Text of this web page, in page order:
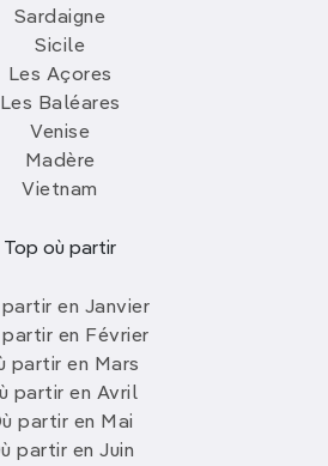
Sardaigne
Sicile
Les Açores
Les Baléares
Venise
Madère
Vietnam
Top où partir
en Janvier
partir en Février
partir en Mars
partir en Avril
partir en Mai
partir en Juin